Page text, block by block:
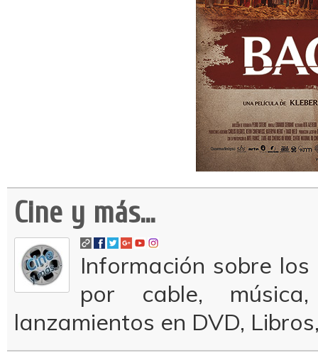
Cine y más...
Información sobre
por cable,
lanzamientos en DVD,